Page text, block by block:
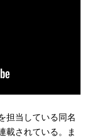
担当している同名
載されている。ま